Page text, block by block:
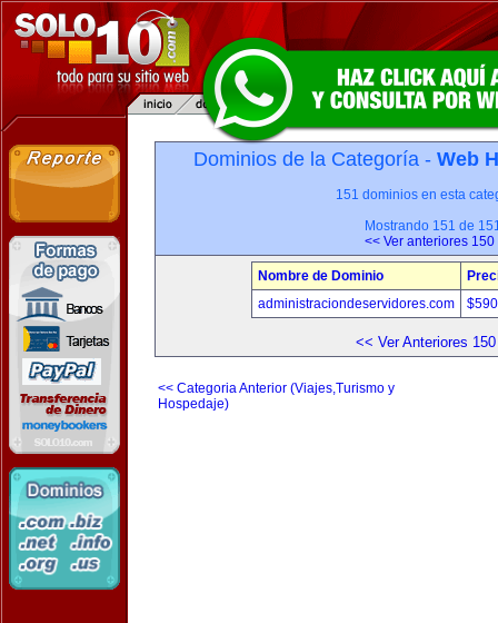
Dominios de la Categoría - Web
151 dominios en esta
Mostrando 151 de
<< Ver anteriores 150
Nombre de Dominio
administraciondeservidores.com
<< Ver Anteriores 150
<< Categoria Anterior (Viajes,Turismo y
Hospedaje)